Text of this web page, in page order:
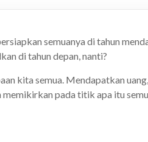
semuanya di tahun
di tahun depan, nanti?
kita semua. Mendapatkan
pada titik apa itu